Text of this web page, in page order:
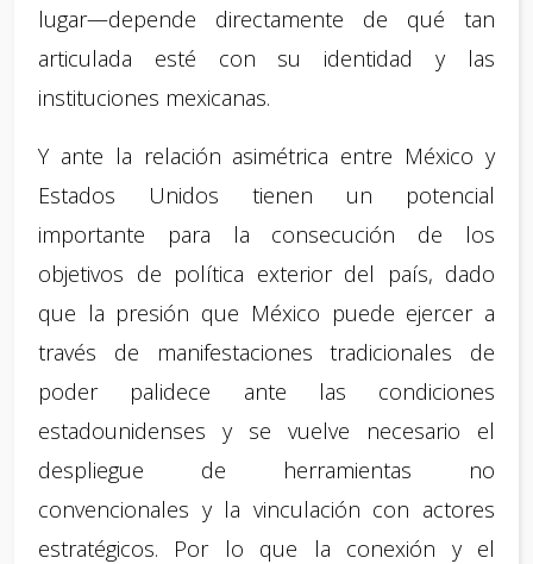
lugar—depende directamente de qué tan
articulada esté con su identidad y las
instituciones mexicanas.
Y ante la relación asimétrica entre México y
Estados Unidos tienen un potencial
importante para la consecución de los
objetivos de política exterior del país, dado
que la presión que México puede ejercer a
través de manifestaciones tradicionales de
poder palidece ante las condiciones
estadounidenses y se vuelve necesario el
despliegue de herramientas no
convencionales y la vinculación con actores
estratégicos. Por lo que la conexión y el